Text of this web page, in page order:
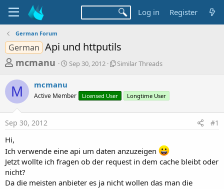
Log in Register
German Forum
German Api und httputils
T
r
e
a
d
t
a
r
mcmanu
S
t
a
Sep 30, 2012
S
l
r
e
a
Similar Threads
M mcmanu
Active Member Licensed User Longtime User
Sep 30, 2012 #1
Hi,
Ich verwende eine api um daten anzuzeigen
Jetzt wollte ich fragen ob der request in dem cache bleibt oder
nicht?
Da die meisten anbieter es ja nicht wollen das man die